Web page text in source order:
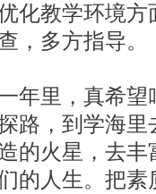
化教学环境
，多方指导。
里，真希望
路，到学海
的火星，去
的人生。把